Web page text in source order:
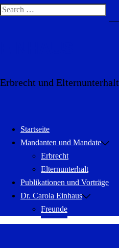
Search…
Erbrecht und Elternunterhalt
Startseite
Mandanten und Mandate
Erbrecht
Elternunterhalt
Publikationen und Vorträge
Dr. Carola Einhaus
Freunde